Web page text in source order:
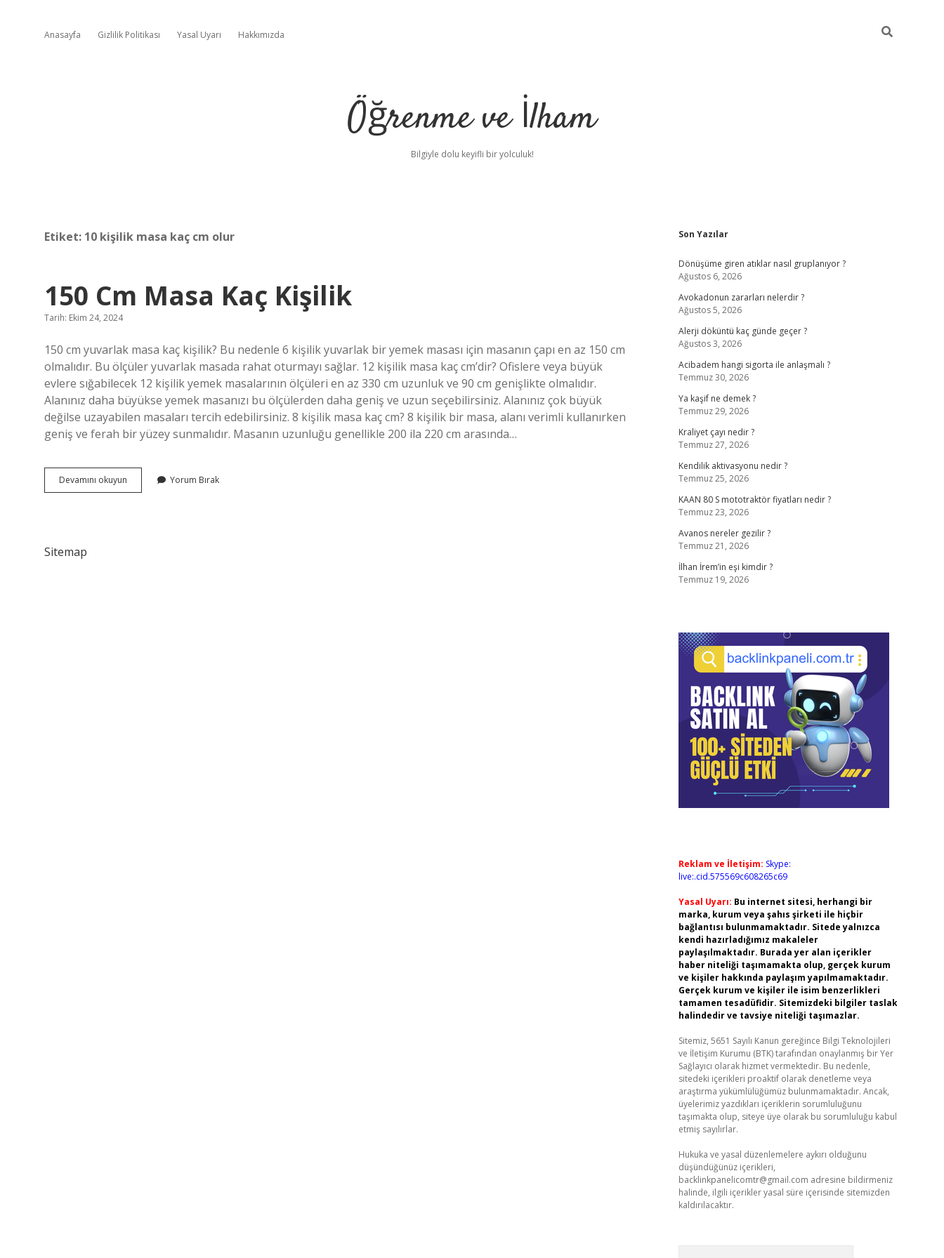
Anasayfa Gizlilik Politikası Yasal Uyarı Hakkımızda
Öğrenme ve İlham
Bilgiyle dolu keyifli bir yolculuk!
Etiket: 10 kişilik masa kaç cm olur
150 Cm Masa Kaç Kişilik
Tarih: Ekim 24, 2024
150 cm yuvarlak masa kaç kişilik? Bu nedenle 6 kişilik yuvarlak bir yemek masası için masanın çapı en az 150 cm
olmalıdır. Bu ölçüler yuvarlak masada rahat oturmayı sağlar. 12 kişilik masa kaç cm’dir? Ofislere veya büyük
evlere sığabilecek 12 kişilik yemek masalarının ölçüleri en az 330 cm uzunluk ve 90 cm genişlikte olmalıdır.
Alanınız daha büyükse yemek masanızı bu ölçülerden daha geniş ve uzun seçebilirsiniz. Alanınız çok büyük
değilse uzayabilen masaları tercih edebilirsiniz. 8 kişilik masa kaç cm? 8 kişilik bir masa, alanı verimli kullanırken
geniş ve ferah bir yüzey sunmalıdır. Masanın uzunluğu genellikle 200 ila 220 cm arasında…
Devamını okuyun
Cm
Yorum Bırak
Sitemap
Sidebar
Son Yazılar
Dönüşüme giren atıklar nasıl gruplanıyor ?
Ağustos 6, 2026
Avokadonun zararları nelerdir ?
Ağustos 5, 2026
Alerji döküntü kaç günde geçer ?
Ağustos 3, 2026
Acibadem hangi sigorta ile anlaşmalı ?
Temmuz 30, 2026
Ya kaşif ne demek ?
Temmuz 29, 2026
Kraliyet çayı nedir ?
Temmuz 27, 2026
Kendilik aktivasyonu nedir ?
Temmuz 25, 2026
KAAN 80 S mototraktör fiyatları nedir ?
Temmuz 23, 2026
Avanos nereler gezilir ?
Temmuz 21, 2026
İlhan İrem’in eşi kimdir ?
Temmuz 19, 2026
Reklam ve İletişim: Skype:
live:.cid.575569c608265c69
Yasal Uyarı: Bu internet sitesi, herhangi bir
marka, kurum veya şahıs şirketi ile hiçbir
bağlantısı bulunmamaktadır. Sitede yalnızca
kendi hazırladığımız makaleler
paylaşılmaktadır. Burada yer alan içerikler
haber niteliği taşımamakta olup, gerçek kurum
ve kişiler hakkında paylaşım yapılmamaktadır.
Gerçek kurum ve kişiler ile isim benzerlikleri
tamamen tesadüfidir. Sitemizdeki bilgiler taslak
halindedir ve tavsiye niteliği taşımazlar.
Sitemiz, 5651 Sayılı Kanun gereğince Bilgi Teknolojileri
ve İletişim Kurumu (BTK) tarafından onaylanmış bir Yer
Sağlayıcı olarak hizmet vermektedir. Bu nedenle,
sitedeki içerikleri proaktif olarak denetleme veya
araştırma yükümlülüğümüz bulunmamaktadır. Ancak,
üyelerimiz yazdıkları içeriklerin sorumluluğunu
taşımakta olup, siteye üye olarak bu sorumluluğu kabul
etmiş sayılırlar.
Hukuka ve yasal düzenlemelere aykırı olduğunu
düşündüğünüz içerikleri,
backlinkpanelicomtr@gmail.com adresine bildirmeniz
halinde, ilgili içerikler yasal süre içerisinde sitemizden
kaldırılacaktır.